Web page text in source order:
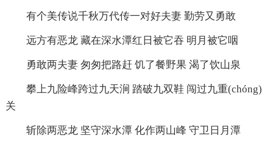
有个美传说千秋万代传一对好夫妻 勤劳又勇敢
远方有恶龙 藏在深水潭红日被它吞 明月被它咽
勇敢两夫妻 匆匆把路赶 饥了餐野果 渴了饮山泉
攀上九险峰跨过九天涧 踏破九双鞋 闯过九重(chóng)
关
斩除两恶龙 坚守深水潭 化作两山峰 守卫日月潭